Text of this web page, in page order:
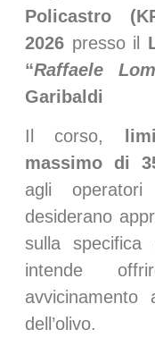
Policastro
2026 presso il
“Raffaele
Garibaldi
Il corso,
massimo di
agli
desiderano
sulla specifica
intende
dell’olivo.